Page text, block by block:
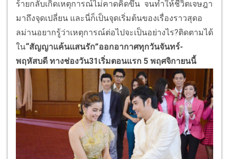
ร้ายกลับเกิดเหตุการณ์ไม่คาดคิดขึ้น จนทำให้ชีวิตเจษฎา
มาถึงจุดเปลี่ยน และนี่ก็เป็นจุดเริ่มต้นของเรื่องราวสุดอ
ลม่านอยากรู้ว่าเหตุการณ์ต่อไปจะเป็นอย่างไร?ติดตามได้
ใน“สัญญาแค้นแสนรัก”ออกอากาศทุกวันจันทร์-
พฤหัสบดี ทางช่องวัน31เริ่มตอนแรก 5 พฤศจิกายนนี้